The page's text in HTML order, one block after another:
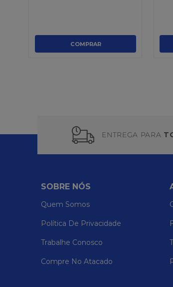
COMPRAR
ENTREGA PARA
SOBRE NÓS
Quem Somos
Política De Privacidade
Trabalhe Conosco
Compre No Atacado